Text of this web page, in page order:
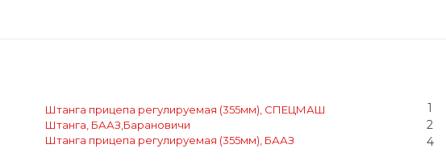
Штанга прицепа регулируемая (355мм), СПЕЦМАШ
Штанга, БААЗ,Барановичи
Штанга прицепа регулируемая (355мм), БААЗ
1
2
4